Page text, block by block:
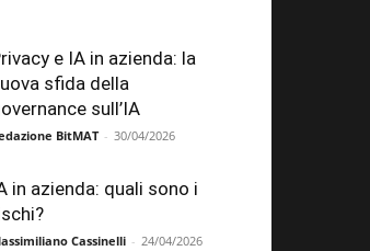
e IA in azienda: la
sfida della
sull’IA
BitMAT - 30/04/2026
in azienda: quali sono i
Cassinelli - 24/04/2026